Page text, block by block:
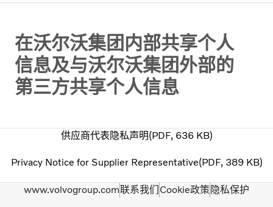
在沃尔沃集团内部共享个人
信息及与沃尔沃集团外部的
第三方共享个人信息
供应商代表隐私声明 PDF 636 KB
Privacy Notice for Supplier Representative PDF 389 KB
www.volvogroup.com联系我们 Cookie政策 隐私保护